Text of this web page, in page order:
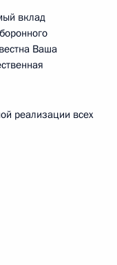
вклад
Ваша
реализации всех